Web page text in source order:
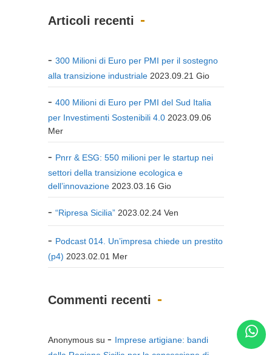
Articoli recenti
300 Milioni di Euro per PMI per il sostegno
alla transizione industriale 2023.09.21 Gio
400 Milioni di Euro per PMI del Sud Italia
per Investimenti Sostenibili 4.0 2023.09.06
Mer
Pnrr & ESG: 550 milioni per le startup nei
settori della transizione ecologica e
dell’innovazione 2023.03.16 Gio
“Ripresa Sicilia” 2023.02.24 Ven
Podcast 014. Un’impresa chiede un prestito
(p4) 2023.02.01 Mer
Commenti recenti
Anonymous su
Imprese artigiane: bandi